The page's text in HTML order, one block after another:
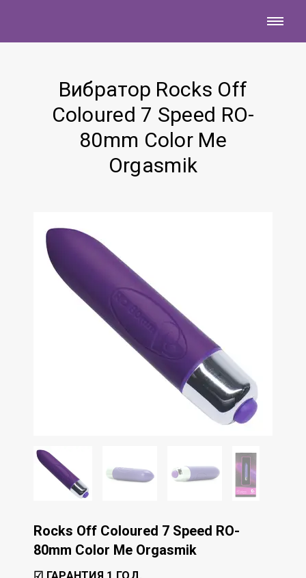
Вибратор Rocks Off
Coloured 7 Speed RO-
80mm Color Me
Orgasmik
Rocks Off Coloured 7 Speed RO-
80mm Color Me Orgasmik